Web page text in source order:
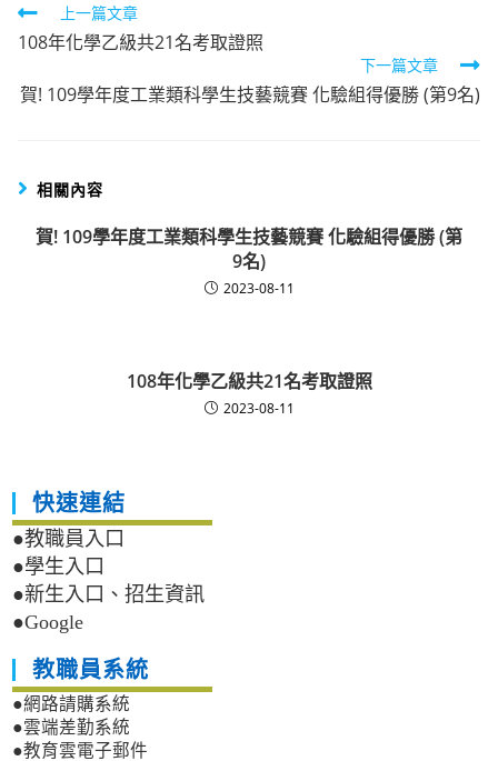
Read
more
articles
上一篇文章
108年化學乙級共21名考取證照
下一篇文章
賀! 109學年度工業類科學生技藝競賽 化驗組得優勝 (第9名)
相關內容
賀! 109學年度工業類科學生技藝競賽 化驗組得優勝 (第
9名)
2023-08-11
108年化學乙級共21名考取證照
2023-08-11
快速連結
●教職員入口
●學生入口
●新生入口、招生資訊
●Google
教職員系統
●網路請購系統
●雲端差勤系統
●教育雲電子郵件